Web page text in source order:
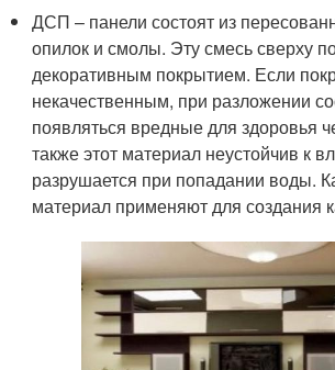
ДСП – панели состоят из
опилок и смолы. Эту смесь сверху
декоративным покрытием. Если
некачественным, при разложении
появляться вредные для здоровья
также этот материал неустойчив к
разрушается при попадании воды.
материал применяют для создания